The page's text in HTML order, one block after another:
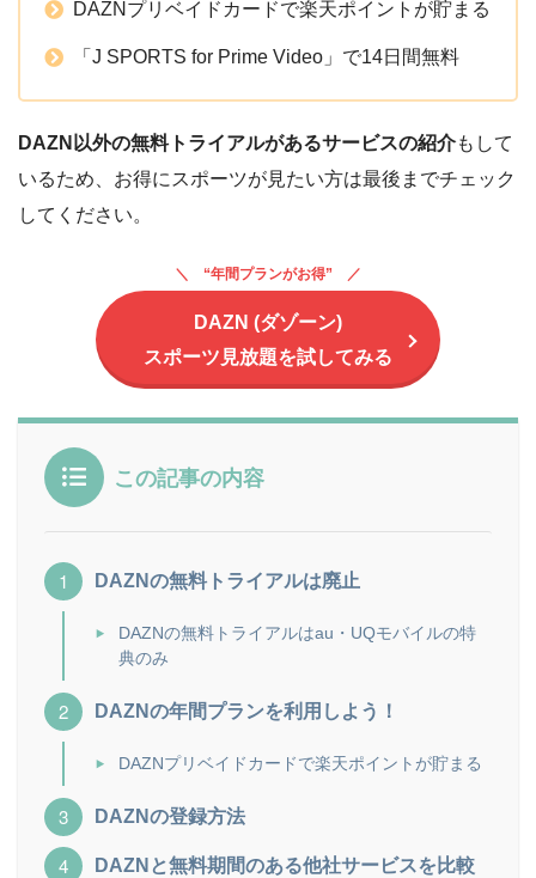
DAZNプリベイドカードで楽天ポイントが貯まる
「J SPORTS for Prime Video」で14日間無料
DAZN以外の無料トライアルがあるサービスの紹介もして
いるため、お得にスポーツが見たい方は最後までチェック
してください。
“年間プランがお得”
DAZN (ダゾーン)
スポーツ見放題を試してみる
この記事の内容
DAZNの無料トライアルは廃止
DAZNの無料トライアルはau・UQモバイルの特
典のみ
DAZNの年間プランを利用しよう！
DAZNプリベイドカードで楽天ポイントが貯まる
DAZNの登録方法
DAZNと無料期間のある他社サービスを比較